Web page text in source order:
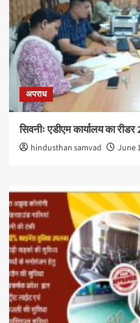
अपराध
सिवनीः एडीएम कार्यालय का
hindusthan samvad June